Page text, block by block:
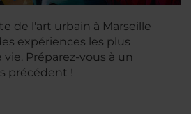
de l'art urbain à Marseille
expériences les plus
Préparez-vous à un
précédent !